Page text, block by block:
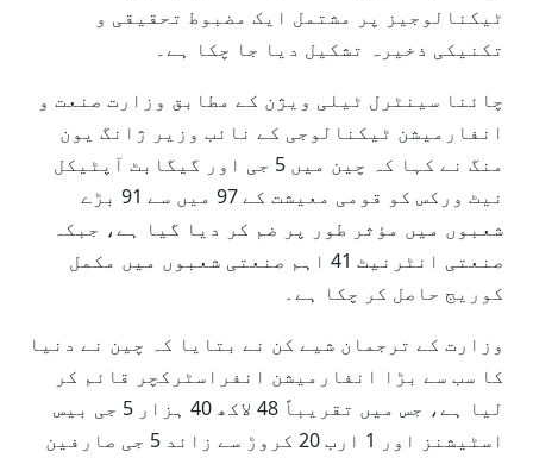
ٹیکنالوجیز پر مشتمل ایک مضبوط تحقیقی و
تکنیکی ذخیرہ تشکیل دیا جا چکا ہے۔
چائنا سینٹرل ٹیلی ویژن کے مطابق وزارت صنعت و
انفارمیشن ٹیکنالوجی کے نائب وزیر ژانگ یون
منگ نے کہا کہ چین میں 5 جی اور گیگابٹ آپٹیکل
نیٹ ورکس کو قومی معیشت کے 97 میں سے 91 بڑے
شعبوں میں مؤثر طور پر ضم کر دیا گیا ہے، جبکہ
صنعتی انٹرنیٹ 41 اہم صنعتی شعبوں میں مکمل
کوریج حاصل کر چکا ہے۔
وزارت کے ترجمان شیے کن نے بتایا کہ چین نے دنیا
کا سب سے بڑا انفارمیشن انفراسٹرکچر قائم کر
لیا ہے، جس میں تقریباً 48 لاکھ 40 ہزار 5 جی بیس
اسٹیشنز اور 1 ارب 20 کروڑ سے زائد 5 جی صارفین